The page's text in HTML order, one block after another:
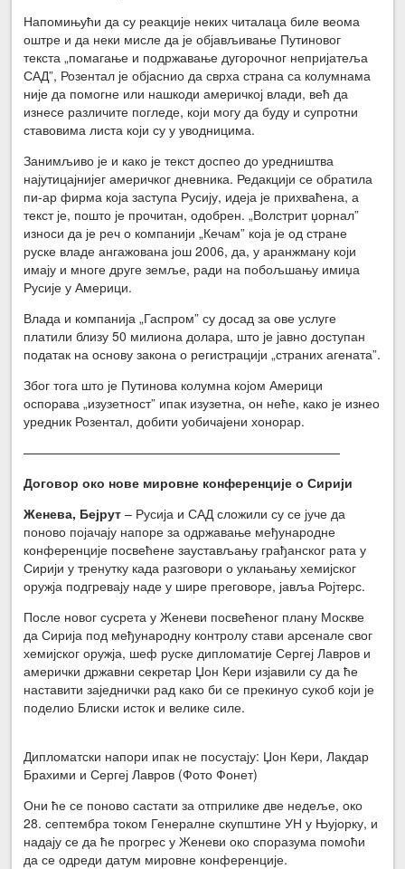
Напомињући да су реакције неких читалаца биле веома
оштре и да неки мисле да је објављивање Путиновог
текста „помагање и подржавање дугорочног непријатеља
САД”, Розентал је објаснио да сврха страна са колумнама
није да помогне или нашкоди америчкој влади, већ да
изнесе различите погледе, који могу да буду и супротни
ставовима листа који су у уводницима.
Занимљиво је и како је текст доспео до уредништва
најутицајнијег америчког дневника. Редакцији се обратила
пи-ар фирма која заступа Русију, идеја је прихваћена, а
текст је, пошто је прочитан, одобрен. „Волстрит џорнал”
износи да је реч о компанији „Кечам” која је од стране
руске владе ангажована још 2006, да, у аранжману који
имају и многе друге земље, ради на побољшању имиџа
Русије у Америци.
Влада и компанија „Гаспром” су досад за ове услуге
платили близу 50 милиона долара, што је јавно доступан
податак на основу закона о регистрацији „страних агената”.
Због тога што је Путинова колумна којом Америци
оспорава „изузетност” ипак изузетна, он неће, како је изнео
уредник Розентал, добити уобичајени хонорар.
—————————————————————————
Договор око нове мировне конференције о Сирији
Женева, Бејрут – Русија и САД сложили су се јуче да
поново појачају напоре за одржавање међународне
конференције посвећене заустављању грађанског рата у
Сирији у тренутку када разговори о уклањању хемијског
оружја подгревају наде у шире преговоре, јавља Ројтерс.
После новог сусрета у Женеви посвећеног плану Москве
да Сирија под међународну контролу стави арсенале свог
хемијског оружја, шеф руске дипломатије Сергеј Лавров и
амерички државни секретар Џон Кери изјавили су да ће
наставити заједнички рад како би се прекинуо сукоб који је
поделио Блиски исток и велике силе.
Дипломатски напори ипак не посустају: Џон Кери, Лакдар
Брахими и Сергеј Лавров (Фото Фонет)
Они ће се поново састати за отприлике две недеље, око
28. септембра током Генералне скупштине УН у Њујорку, и
надају се да ће прогрес у Женеви око споразума помоћи
да се одреди датум мировне конференције.